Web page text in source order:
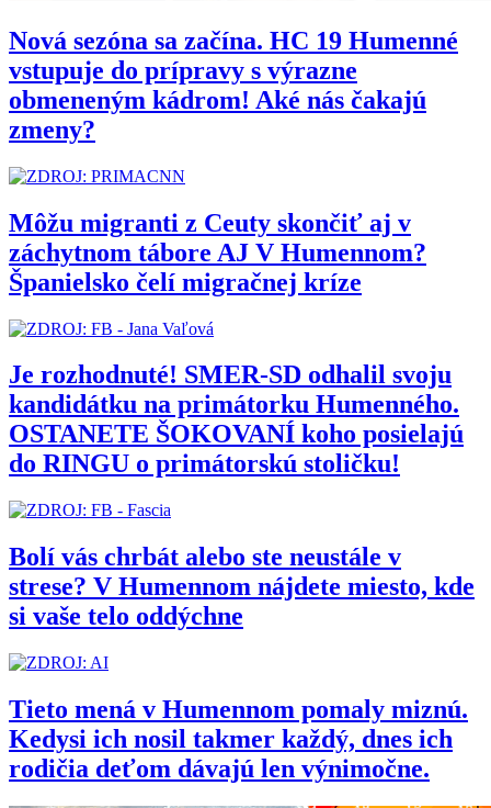
Nová sezóna sa začína. HC 19 Humenné
vstupuje do prípravy s výrazne
obmeneným kádrom! Aké nás čakajú
zmeny?
Môžu migranti z Ceuty skončiť aj v
záchytnom tábore AJ V Humennom?
Španielsko čelí migračnej kríze
Je rozhodnuté! SMER-SD odhalil svoju
kandidátku na primátorku Humenného.
OSTANETE ŠOKOVANÍ koho posielajú
do RINGU o primátorskú stoličku!
Bolí vás chrbát alebo ste neustále v
strese? V Humennom nájdete miesto, kde
si vaše telo oddýchne
Tieto mená v Humennom pomaly miznú.
Kedysi ich nosil takmer každý, dnes ich
rodičia deťom dávajú len výnimočne.